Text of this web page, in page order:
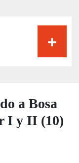
a Bosa
I y II (10)